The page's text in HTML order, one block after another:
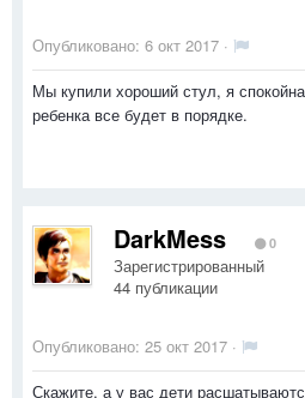
Опубликовано: 6 окт 2017 ·
Мы купили хороший стул, я
ребенка все будет в порядке.
DarkMess 0
Зарегистрированный
44 публикации
Опубликовано: 25 окт 2017 ·
Скажите, а у вас дети